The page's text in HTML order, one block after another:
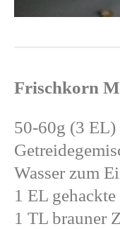
Frischkorn
50-60g (3 EL)
Wasser zum
1 EL
1 TL brauner